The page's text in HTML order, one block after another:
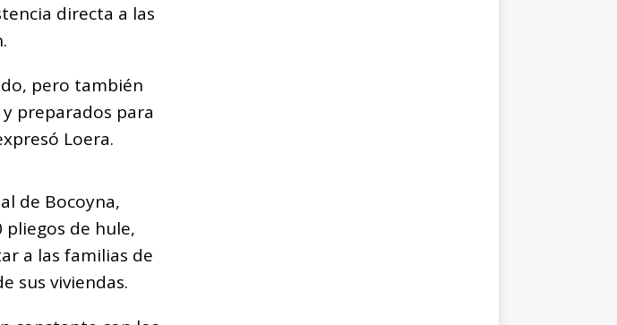
directa a las
pero también
preparados para
Loera.
de Bocoyna,
pliegos de hule,
a las familias de
sus viviendas.